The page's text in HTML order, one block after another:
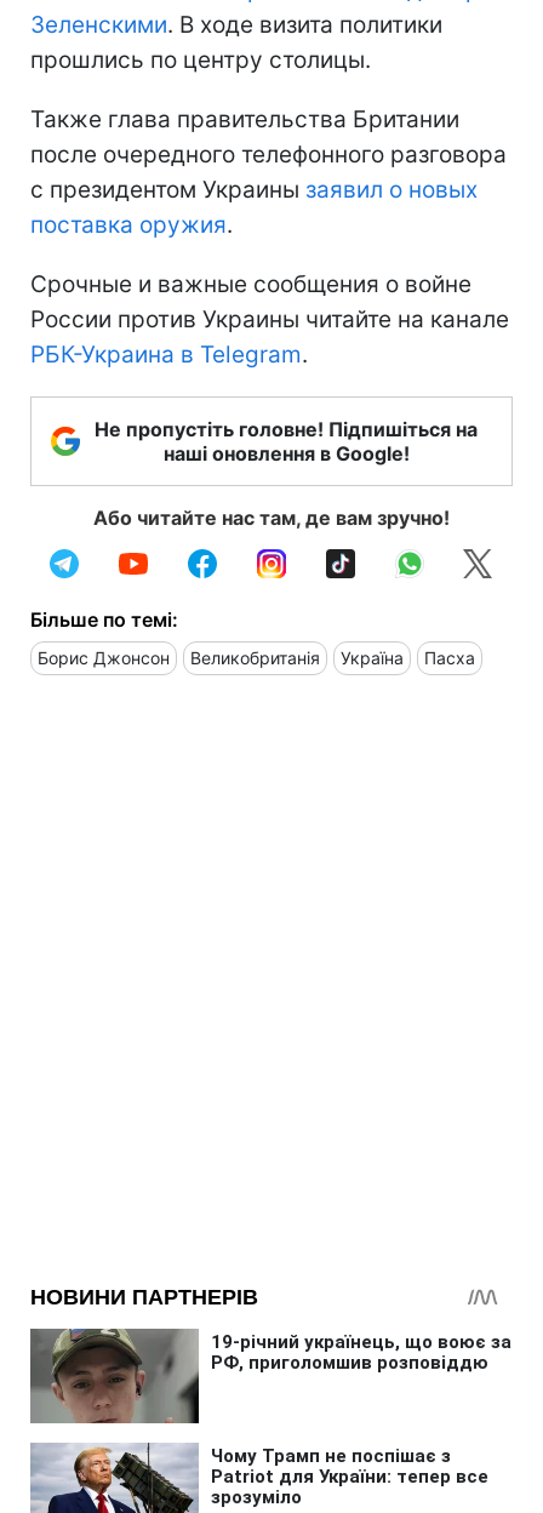
Зеленскими. В ходе визита политики
прошлись по центру столицы.
Также глава правительства Британии
после очередного телефонного разговора
с президентом Украины заявил о новых
поставка оружия.
Срочные и важные сообщения о войне
России против Украины читайте на канале
РБК-Украина в Telegram.
Не пропустіть головне! Підпишіться на
наші оновлення в Google!
Або читайте нас там, де вам зручно!
Більше по темі:
Борис Джонсон Великобританія Україна Пасха